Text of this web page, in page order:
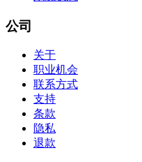
公司
关于
职业机会
联系方式
支持
条款
隐私
退款